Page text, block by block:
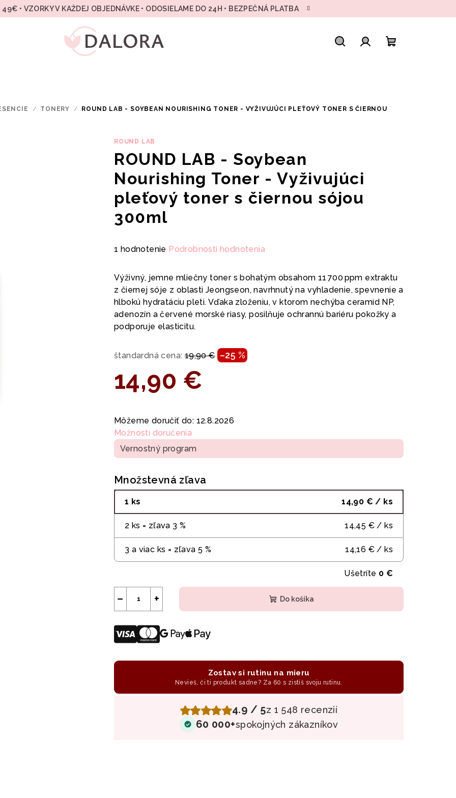
49€ • VZORKY V KAŽDEJ OBJEDNÁVKE • ODOSIELAME DO 24H • BEZPEČNÁ PLATBA
/ TONERY /
ROUND LAB - SOYBEAN NOURISHING TONER - VYŽIVUJÚCI PLEŤOVÝ TONER S ČIERNOU
ROUND LAB
ROUND LAB - Soybean
Nourishing Toner - Vyživujúci
pleťový toner s čiernou sójou
300ml
Priemerné
produktu
je
5,0
hviezdičiek.
1 hodnotenie Podrobnosti hodnotenia
Výživný, jemne mliečny toner s bohatým obsahom 11 700 ppm extraktu
z čiernej sóje z oblasti Jeongseon, navrhnutý na vyhladenie, spevnenie a
hlbokú hydratáciu pleti. Vďaka zloženiu, v ktorom nechýba ceramid NP,
adenozín a červené morské riasy, posilňuje ochrannú bariéru pokožky a
podporuje elasticitu.
štandardná cena: 19,90 € –25 %
14,90 €
cena:
Môžeme doručiť do: 12.8.2026
Možnosti doručenia
Vernostný program
Množstevná zľava
1 ks 14,90 € / ks
2 ks = zľava 3 % 14,45 € / ks
3 a viac ks = zľava 5 % 14,16 € / ks
Ušetríte 0 €
+
− Do košíka
Zostav si rutinu na mieru
Nevieš, či ti produkt sadne? Za 60 s zistíš svoju rutinu.
4.9 / 5z 1 548 recenzií
60 000+spokojných zákazníkov